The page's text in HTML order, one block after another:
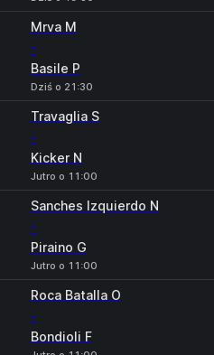
Mrva M
-
Basile P
Dziś o 21:30
Travaglia S
-
Kicker N
Jutro o 11:00
Sanches Izquierdo N
-
Piraino G
Jutro o 11:00
Roca Batalla O
-
Bondioli F